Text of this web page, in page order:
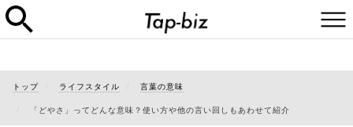
トップ ライフスタイル 言葉の意味
「どやさ」ってどんな意味？使い方や他の言い回しもあわせて紹介